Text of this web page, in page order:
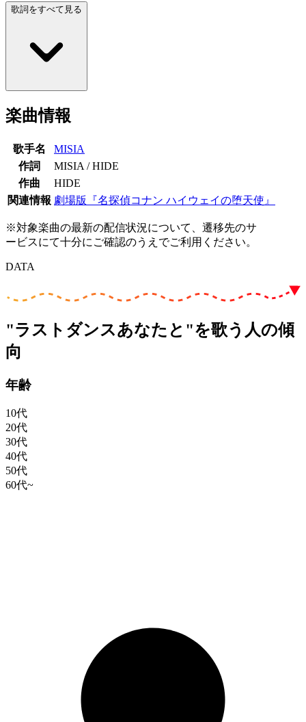
歌詞をすべて見る
楽曲情報
歌手名
MISIA
作詞
MISIA / HIDE
作曲
HIDE
関連情報 劇場版『名探偵コナン ハイウェイの堕天使』
※対象楽曲の最新の配信状況について、遷移先のサ
ービスにて十分にご確認のうえでご利用ください。
DATA
"ラストダンスあなたと"を歌う人の傾
向
年齢
10代
20代
30代
40代
50代
60代~